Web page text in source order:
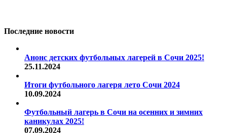
Последние новости
Анонс детских футбольных лагерей в Сочи 2025!
25.11.2024
Итоги футбольного лагеря лето Сочи 2024
10.09.2024
Футбольный лагерь в Сочи на осенних и зимних
каникулах 2025!
07.09.2024